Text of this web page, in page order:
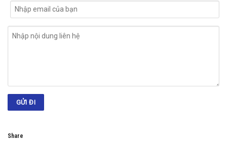
Share